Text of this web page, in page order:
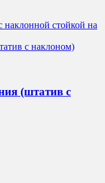
(штатив с